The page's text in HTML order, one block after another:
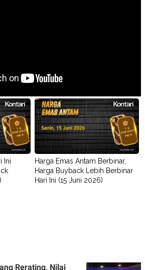
Ini
Harga Emas Antam Berbinar,
Harga Buyback Lebih Berbinar
Hari Ini (15 Juni 2026)
Rerating, Nilai